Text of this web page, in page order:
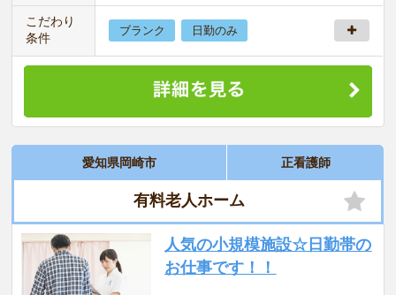
こだわり
条件
ブランク 日勤のみ
愛知県岡崎市 正看護師
有料老人ホーム
人気の小規模施設☆日勤帯の
お仕事です！！